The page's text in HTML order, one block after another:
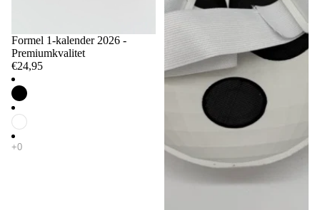
Formel 1-kalender 2026 -
Premiumkvalitet
€24,95